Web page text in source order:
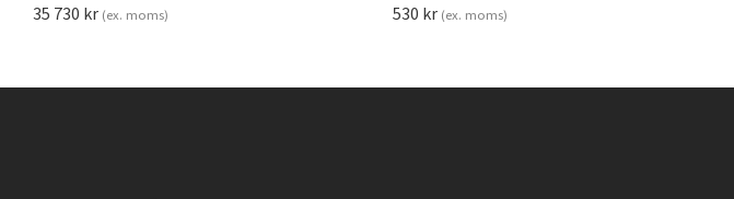
35 730 kr (ex. moms) 530 kr (ex. moms)